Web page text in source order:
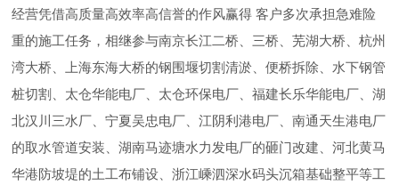
经营凭借高质量高效率高信誉的作风赢得 客户多次承担急难险
重的施工任务，相继参与南京长江二桥、三桥、芜湖大桥、杭州
湾大桥、上海东海大桥的钢围堰切割清淤、便桥拆除、水下钢管
桩切割、太仓华能电厂、太仓环保电厂、福建长乐华能电厂、湖
北汉川三水厂、宁夏吴忠电厂、江阴利港电厂、南通天生港电厂
的取水管道安装、湖南马迹塘水力发电厂的砸门改建、河北黄马
华港防坡堤的土工布铺设、浙江嵊泗深水码头沉箱基础整平等工